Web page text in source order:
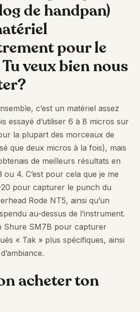
de handpan)
pour le
veux bien nous
c’est un matériel assez
essayé d’utiliser 6 à 8 micros sur
la plupart des morceaux de
que deux micros à la fois), mais
de meilleurs résultats en
ou 4. C’est pour cela que je me
20 pour capturer le punch du
Rode NT5, ainsi qu’un
au-dessus de l’instrument.
Shure SM7B pour capturer
« Tak » plus spécifiques, ainsi
acheter ton